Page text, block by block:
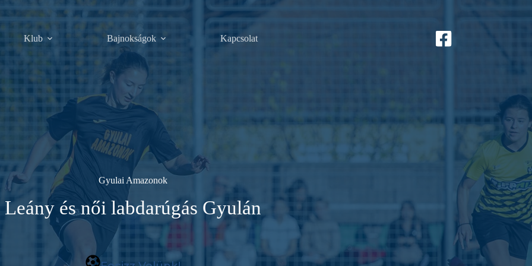
Klub Bajnokságok Kapcsolat
Gyulai Amazonok
Leány és női labdarúgás Gyulán